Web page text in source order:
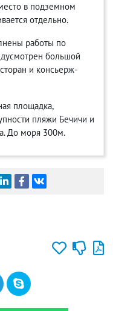
в подземном
отдельно.
работы по
большой
и консьерж-
площадка,
пляжи Бечичи и
До моря 300м.